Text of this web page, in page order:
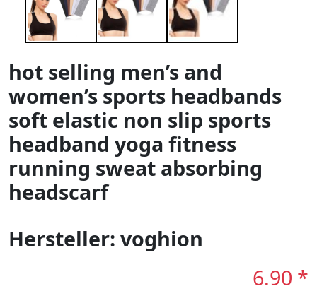
hot selling men’s and
women’s sports headbands
soft elastic non slip sports
headband yoga fitness
running sweat absorbing
headscarf
Hersteller: voghion
6.90 *